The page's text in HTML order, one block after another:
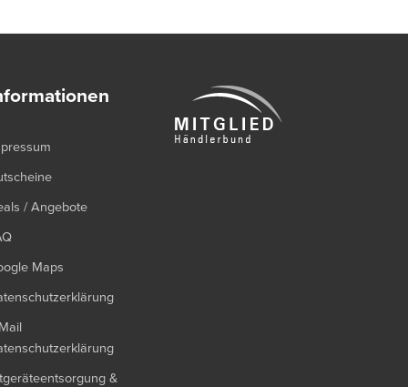
/ Angebote
Maps
&